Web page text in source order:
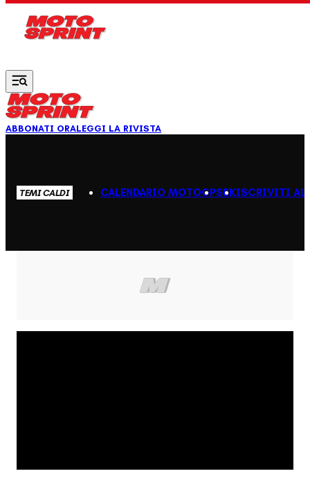
ABBONATI ORALEGGI LA RIVISTA
TEMI CALDI CALENDARIO MOTOGPSBKISCRIVITI AL